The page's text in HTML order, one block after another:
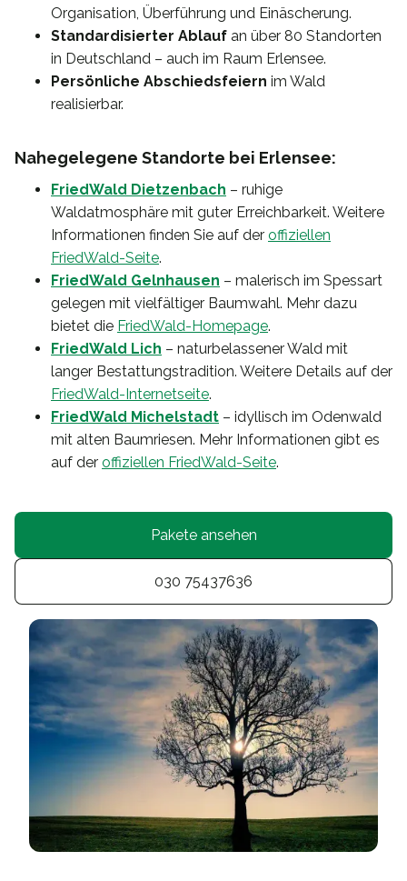
Organisation, Überführung und Einäscherung.
Standardisierter Ablauf an über 80 Standorten
in Deutschland – auch im Raum Erlensee.
Persönliche Abschiedsfeiern im Wald
realisierbar.
Nahegelegene Standorte bei Erlensee:
FriedWald Dietzenbach – ruhige
Waldatmosphäre mit guter Erreichbarkeit. Weitere
Informationen finden Sie auf der offiziellen
FriedWald-Seite.
FriedWald Gelnhausen – malerisch im Spessart
gelegen mit vielfältiger Baumwahl. Mehr dazu
bietet die FriedWald-Homepage.
FriedWald Lich – naturbelassener Wald mit
langer Bestattungstradition. Weitere Details auf der
FriedWald-Internetseite.
FriedWald Michelstadt – idyllisch im Odenwald
mit alten Baumriesen. Mehr Informationen gibt es
auf der offiziellen FriedWald-Seite.
Pakete ansehen
030 75437636